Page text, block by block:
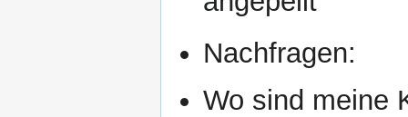
Nachfragen:
Wo sind meine